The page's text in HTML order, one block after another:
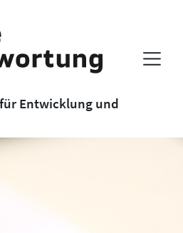
Entwicklung und